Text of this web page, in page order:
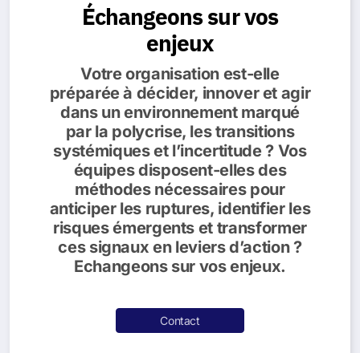
Échangeons sur vos
enjeux
Votre organisation est-elle
préparée à décider, innover et agir
dans un environnement marqué
par la polycrise, les transitions
systémiques et l’incertitude ? Vos
équipes disposent-elles des
méthodes nécessaires pour
anticiper les ruptures, identifier les
risques émergents et transformer
ces signaux en leviers d’action ?
Echangeons sur vos enjeux.
Contact